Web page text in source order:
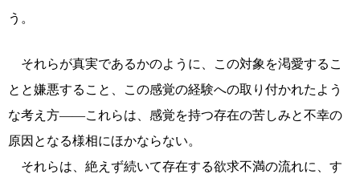
う。
それらが真実であるかのように、この対象を渇愛するこ
とと嫌悪すること、この感覚の経験への取り付かれたよう
な考え方――これらは、感覚を持つ存在の苦しみと不幸の
原因となる様相にほかならない。
それらは、絶えず続いて存在する欲求不満の流れに、す